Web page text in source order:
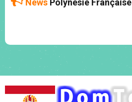
News Polynésie Française